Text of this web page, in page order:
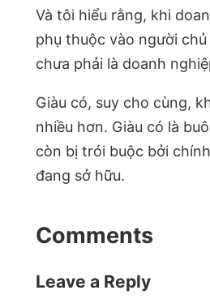
Và tôi hiểu rằng, khi
phụ thuộc vào người
chưa phải là doanh
Giàu có, suy cho cùng,
nhiều hơn. Giàu có là
còn bị trói buộc bởi
đang sở hữu.
Comments
Leave a Reply